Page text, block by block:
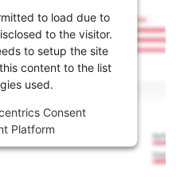
to load due to
to the visitor.
to setup the site
content to the list
used.
Consent
Platform